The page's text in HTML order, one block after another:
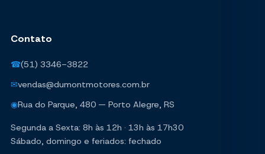
Contato
☎(51) 3346-3822
✉vendas@dumontmotores.com.br
◉Rua do Parque, 480 — Porto Alegre, RS
Segunda a Sexta: 8h às 12h · 13h às 17h30
Sábado, domingo e feriados: fechado